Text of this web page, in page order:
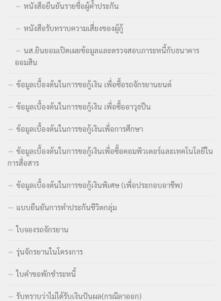
หนังสือยืนยันรายชื่อผู้ค้ำประกัน
หนังสือรับทราบความเสี่ยงของผู้กู้
นส.ยินยอมเปิดเผยข้อมูลและตรวจสอบภาระหนี้กับธนาคาร
ออมสิน
ข้อมูลเบื้องต้นในการขอกู้เงิน เพื่อซื้อรถจักรยานยนต์
ข้อมูลเบื้องต้นในการขอกู้เงิน เพื่อซื้ออาวุธปืน
ข้อมูลเบื้องต้นในการขอกู้เงินเพื่อการศึกษา
ข้อมูลเบื้องต้นในการขอกู้เงินเพื่อซื้อคอมพิวเตอร์และเทคโนโลยีใน
การสื่อสาร
ข้อมูลเบื้องต้นในการขอกู้เงินพิเศษ (เพื่อประกอบอาชีพ)
แบบยืนยันการทำประกันชีวิตกลุ่ม
ใบจองรถจักรยาน
รุ่นจักรยานในโครงการ
ใบคำขอพักชำระหนี้
รับทราบว่าไม่ได้รับเงินปันผล(กรณีลาออก)